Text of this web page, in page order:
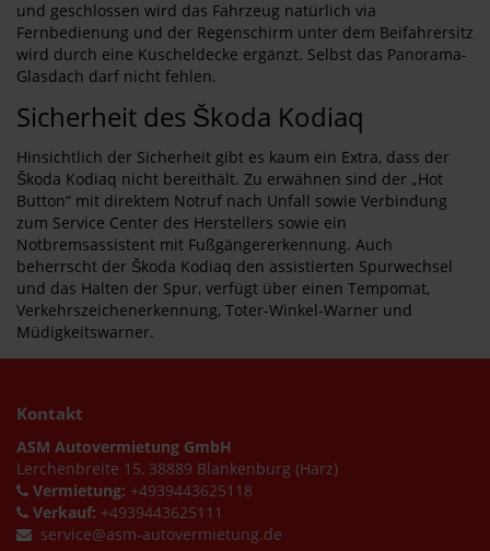
und geschlossen wird das Fahrzeug natürlich via
Fernbedienung und der Regenschirm unter dem Beifahrersitz
wird durch eine Kuscheldecke ergänzt. Selbst das Panorama-
Glasdach darf nicht fehlen.
Sicherheit des Škoda Kodiaq
Hinsichtlich der Sicherheit gibt es kaum ein Extra, dass der
Škoda Kodiaq nicht bereithält. Zu erwähnen sind der „Hot
Button“ mit direktem Notruf nach Unfall sowie Verbindung
zum Service Center des Herstellers sowie ein
Notbremsassistent mit Fußgängererkennung. Auch
beherrscht der Škoda Kodiaq den assistierten Spurwechsel
und das Halten der Spur, verfügt über einen Tempomat,
Verkehrszeichenerkennung, Toter-Winkel-Warner und
Müdigkeitswarner.
Kontakt
ASM Autovermietung GmbH
Lerchenbreite 15, 38889 Blankenburg (Harz)
Vermietung: +4939443625118
Verkauf: +4939443625111
service@asm-autovermietung.de